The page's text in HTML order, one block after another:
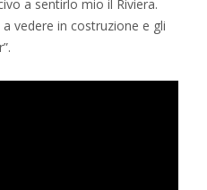
a sentirlo mio il Riviera.
vedere in costruzione e gli